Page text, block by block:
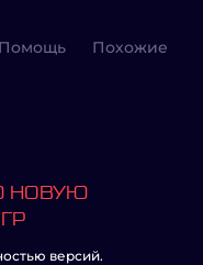
Помощь Похожие
НОВУЮ
версий.